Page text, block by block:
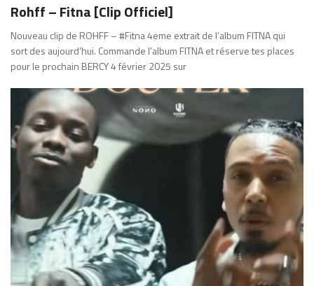
Rohff – Fitna [Clip Officiel]
Nouveau clip de ROHFF – #Fitna 4eme extrait de l’album FITNA qui
sort des aujourd’hui. Commande l’album FITNA et réserve tes places
pour le prochain BERCY 4 février 2025 sur